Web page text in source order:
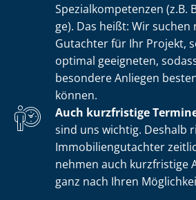
Spe­zi­al­kom­pe­ten­zen (z.B.
ge). Das heißt: Wir
Gutachter für Ihr Projekt,
optimal geeigneten,
besondere Anliegen
können.
Auch kurzfristige
sind uns wichtig. Deshalb
Im­mo­bi­li­en­gut­ach­ter
nehmen auch kurzfristige
ganz nach Ihren